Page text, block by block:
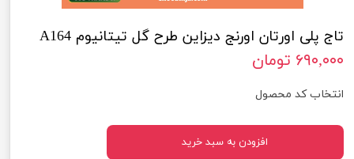
تاج پلی اورتان اورنج دیزاین طرح گل تیتانیوم A164
۶۹۰,۰۰۰ تومان
انتخاب کد محصول
افزودن به سبد خرید